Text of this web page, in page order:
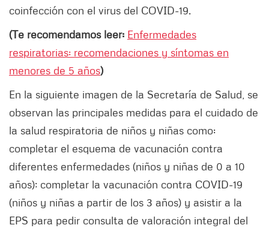
coinfección con el virus del COVID-19.
(Te recomendamos leer: Enfermedades
respiratorias: recomendaciones y síntomas en
menores de 5 años)
En la siguiente imagen de la Secretaría de Salud, se
observan las principales medidas para el cuidado de
la salud respiratoria de niños y niñas como:
completar el esquema de vacunación contra
diferentes enfermedades (niños y niñas de 0 a 10
años); completar la vacunación contra COVID-19
(niños y niñas a partir de los 3 años) y asistir a la
EPS para pedir consulta de valoración integral del